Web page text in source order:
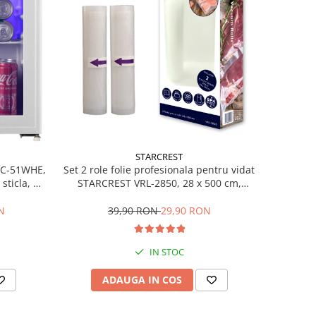
51WHE,
H
STARCREST
Set 2 role folie profesionala pentru vidat
STARCREST VRL-2850, 28 x 500 cm,
lavabile in masina de spalat, fara BPA,
transparent
39,90 RON29,90 RON
IN STOC
ADAUGA IN COS